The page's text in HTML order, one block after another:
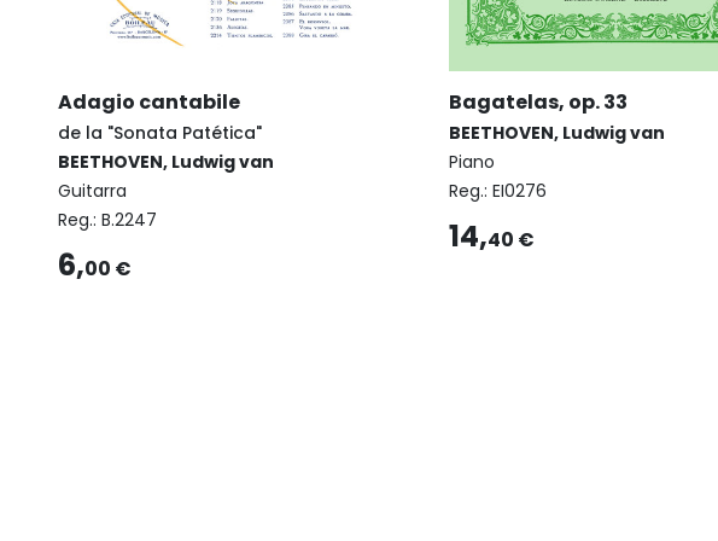
Adagio cantabile
de la "Sonata Patética"
BEETHOVEN, Ludwig van
Guitarra
Reg.: B.2247
6,00 €
Bagatelas, op. 33
BEETHOVEN, Ludwig van
Piano
Reg.: EI0276
14,40 €